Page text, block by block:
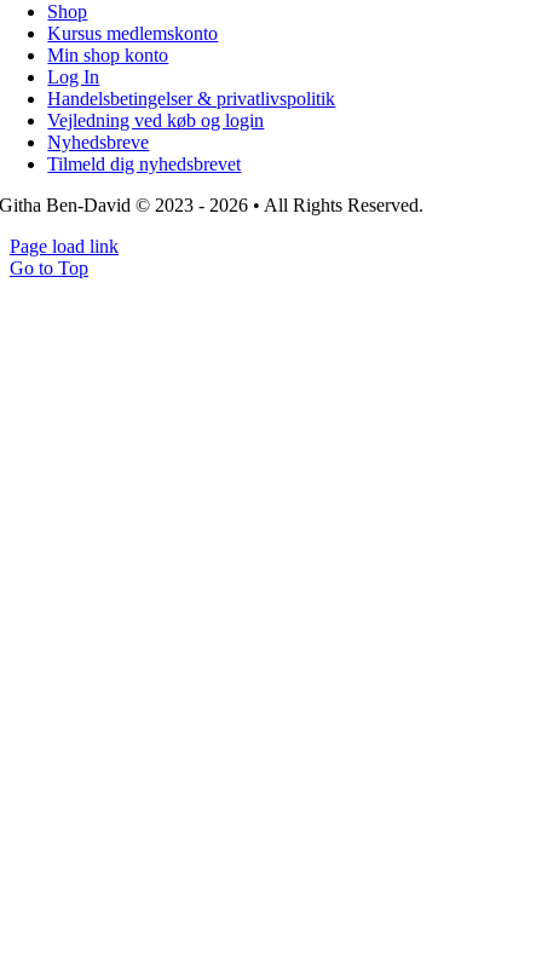
Shop
Kursus medlemskonto
Min shop konto
Log In
Handelsbetingelser & privatlivspolitik
Vejledning ved køb og login
Nyhedsbreve
Tilmeld dig nyhedsbrevet
Githa Ben-David © 2023 - 2026 • All Rights Reserved.
Page load link
Go to Top